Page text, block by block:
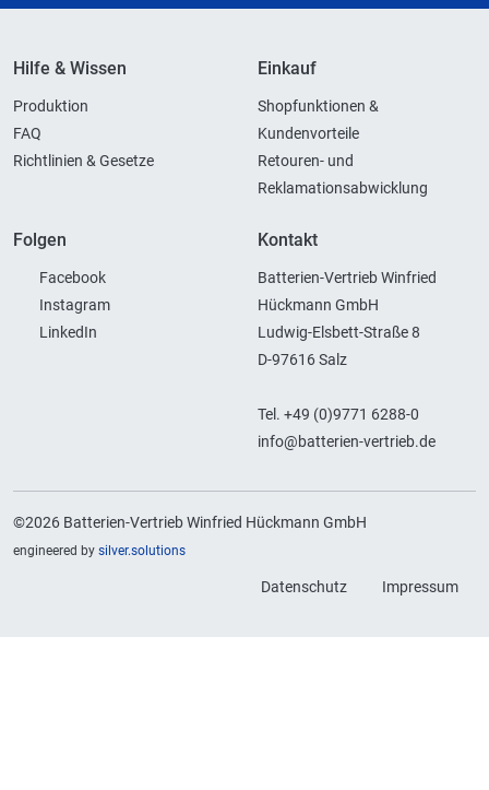
Hilfe & Wissen
Produktion
FAQ
Richtlinien & Gesetze
Einkauf
Shopfunktionen &
Kundenvorteile
Retouren- und
Reklamationsabwicklung
Folgen
Facebook
Instagram
LinkedIn
Kontakt
Batterien-Vertrieb Winfried
Hückmann GmbH
Ludwig-Elsbett-Straße 8
D-97616 Salz
Tel. +49 (0)9771 6288-0
info@batterien-vertrieb.de
©2026 Batterien-Vertrieb Winfried Hückmann GmbH
engineered by silver.solutions
Datenschutz Impressum